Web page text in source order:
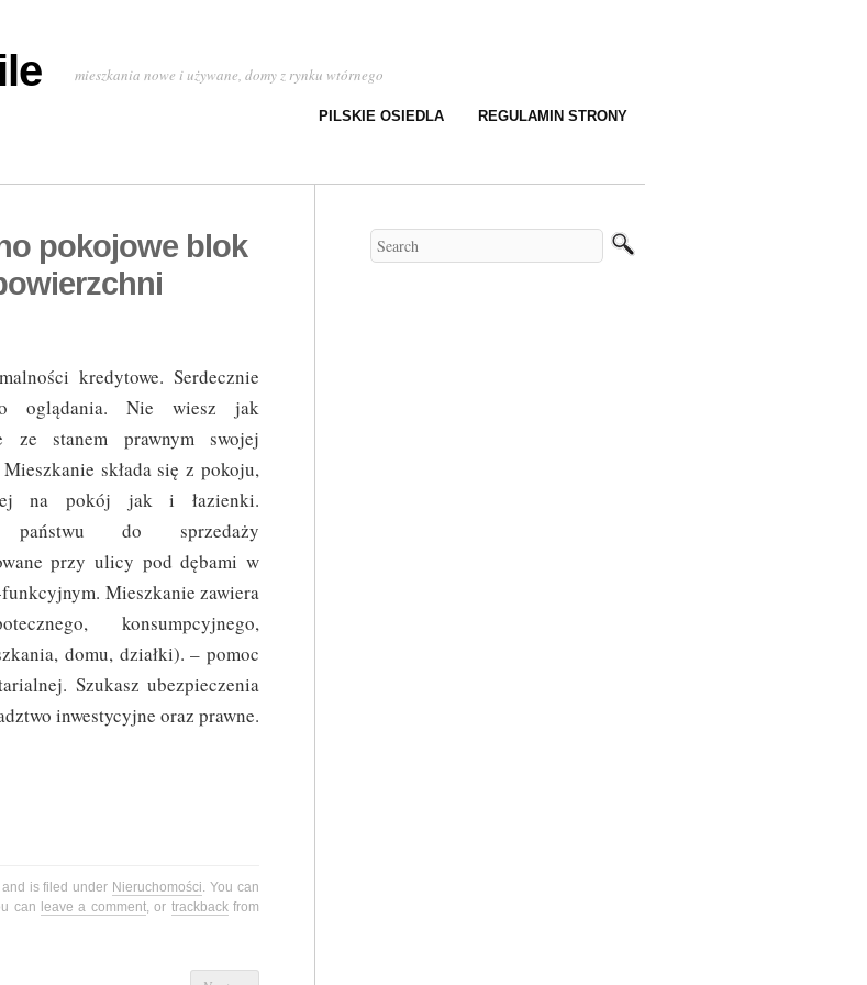
mieszkania nowe i używane, domy z rynku wtórnego
PILSKIE OSIEDLA REGULAMIN STRONY
pokojowe blok
kredytowe. Serdecznie
oglądania. Nie wiesz jak
ze stanem prawnym swojej
składa się z pokoju,
na pokój jak i łazienki.
państwu do sprzedaży
przy ulicy pod dębami w
Mieszkanie zawiera
konsumpcyjnego,
domu, działki). – pomoc
Szukasz ubezpieczenia
inwestycyjne oraz prawne.
is filed under Nieruchomości. You can
can leave a comment, or trackbackfrom